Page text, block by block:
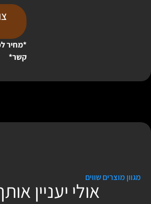
*מחיר
קשר*
מגוון מוצרים שווים
אולי יעניין